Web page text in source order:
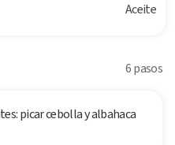
Aceite
6 pasos
picar cebolla y albahaca